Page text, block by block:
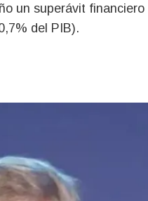
un superávit
del PIB).